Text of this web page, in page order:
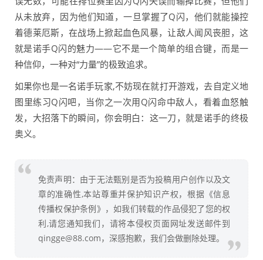
从未放弃，因为他们知道，一旦掌握了Q闪，他们就能操控
着德莱厄斯，在战场上掀起血色风暴，让敌人闻风丧胆，这
就是诺手Q闪的魅力——它不是一个简单的组合键，而是一
种信仰，一种对“力量”的极致追求。
如果你也是一名诺手玩家,不妨现在就打开游戏，去自定义地
图里练习Q闪吧，当你之一次用Q闪命中敌人，看着血怒触
发，大招落下的瞬间，你会明白：这一刀，就是诺手的终极
奥义。
免责声明：由于无法甄别是否为投稿用户创作以及文
章的准确性,本站尊重并保护知识产权，根据《信息
传播权保护条例》，如我们转载的作品侵犯了您的权
利,请您通知我们，请将本侵权页面网址发送邮件到
qingge@88.com，深感抱歉，我们会做删除处理。